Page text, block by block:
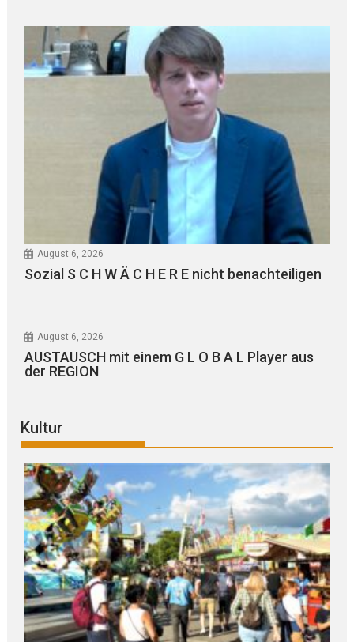
August 6, 2026
Sozial S C H W Ä C H E R E nicht benachteiligen
August 6, 2026
AUSTAUSCH mit einem G L O B A L Player aus
der REGION
Kultur